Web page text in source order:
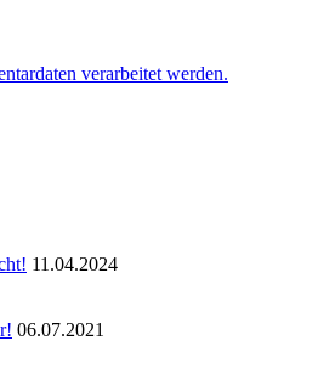
verarbeitet werden.
11.04.2024
06.07.2021